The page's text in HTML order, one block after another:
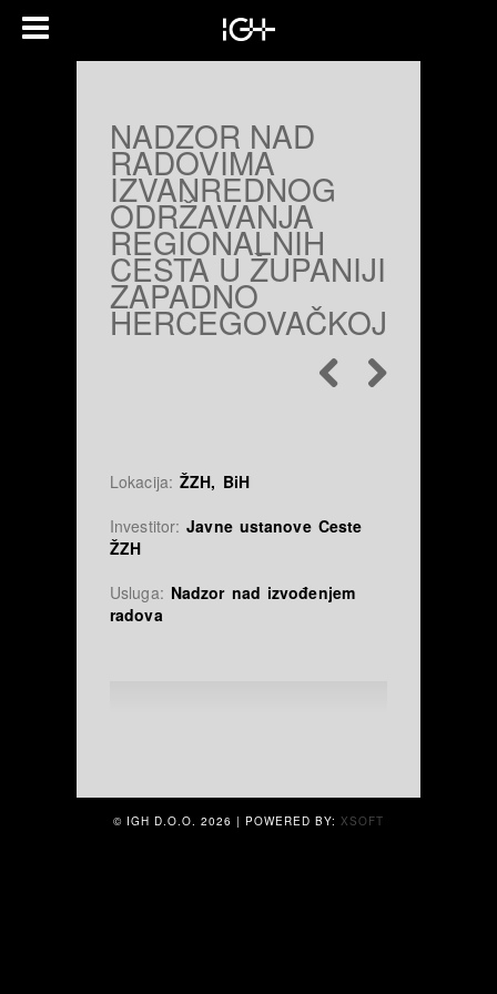
NADZOR NAD
RADOVIMA
IZVANREDNOG
ODRŽAVANJA
REGIONALNIH
CESTA U ŽUPANIJI
ZAPADNO
HERCEGOVAČKOJ
Lokacija: ŽZH, BiH
Investitor:Javne ustanove Ceste
ŽZH
Usluga: Nadzor nad izvođenjem
radova
© IGH D.O.O. 2026 | POWERED BY: XSOFT